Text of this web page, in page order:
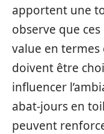
apportent une
observe que
value en termes
doivent être
influencer
abat-jours en
peuvent